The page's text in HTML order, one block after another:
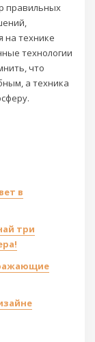
правильных
на технике
технологии
что
а техника
в
три